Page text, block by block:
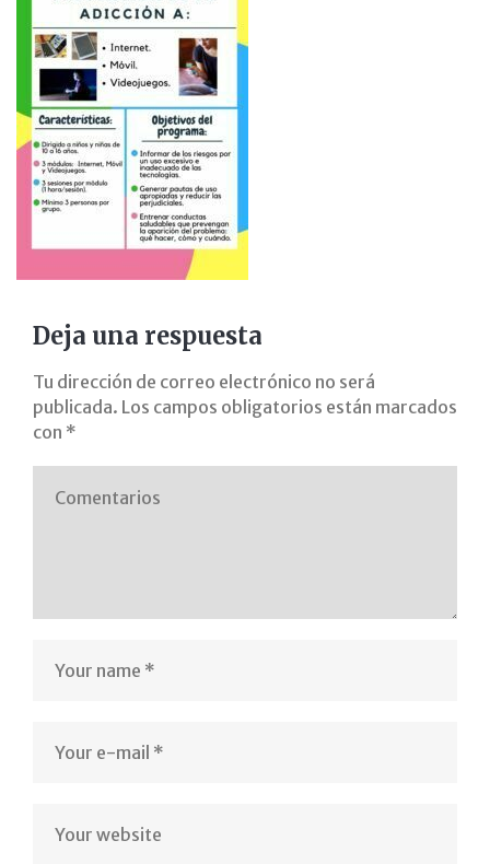
Deja una respuesta
Tu dirección de correo electrónico no será
publicada. Los campos obligatorios están marcados
con *